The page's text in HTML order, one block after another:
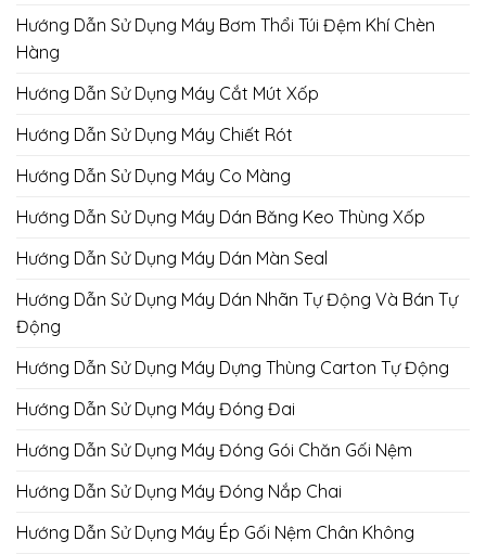
Hướng Dẫn Sử Dụng Máy Bơm Thổi Túi Đệm Khí Chèn
Hàng
Hướng Dẫn Sử Dụng Máy Cắt Mút Xốp
Hướng Dẫn Sử Dụng Máy Chiết Rót
Hướng Dẫn Sử Dụng Máy Co Màng
Hướng Dẫn Sử Dụng Máy Dán Băng Keo Thùng Xốp
Hướng Dẫn Sử Dụng Máy Dán Màn Seal
Hướng Dẫn Sử Dụng Máy Dán Nhãn Tự Động Và Bán Tự
Động
Hướng Dẫn Sử Dụng Máy Dựng Thùng Carton Tự Động
Hướng Dẫn Sử Dụng Máy Đóng Đai
Hướng Dẫn Sử Dụng Máy Đóng Gói Chăn Gối Nệm
Hướng Dẫn Sử Dụng Máy Đóng Nắp Chai
Hướng Dẫn Sử Dụng Máy Ép Gối Nệm Chân Không